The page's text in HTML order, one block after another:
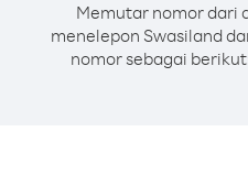
Memutar nomor dari
menelepon Swasiland
nomor sebagai